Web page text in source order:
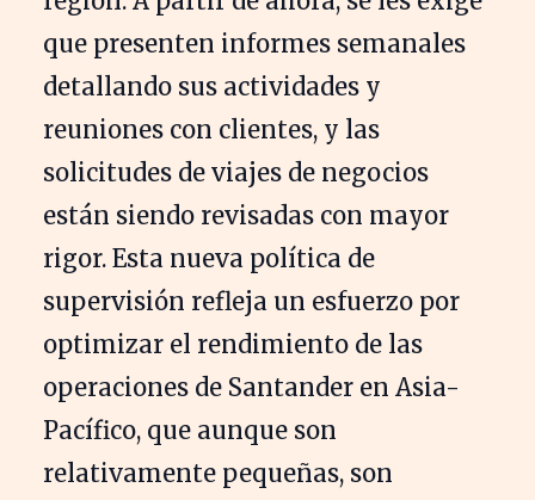
que presenten informes semanales
detallando sus actividades y
reuniones con clientes, y las
solicitudes de viajes de negocios
están siendo revisadas con mayor
rigor. Esta nueva política de
supervisión refleja un esfuerzo por
optimizar el rendimiento de las
operaciones de Santander en Asia-
Pacífico, que aunque son
relativamente pequeñas, son